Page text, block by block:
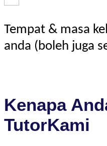
Tempat & masa
anda (boleh juga
Kenapa
TutorKami